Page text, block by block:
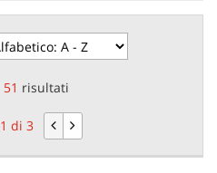
51 risultati
1 di 3